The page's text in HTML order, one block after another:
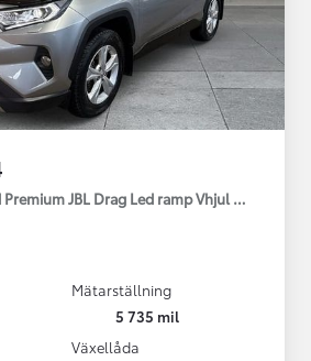
JBL Drag Led ramp Vhjul motorv
Mätarställning
5 735 mil
Växellåda